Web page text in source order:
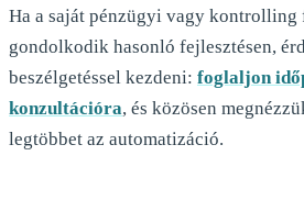
Ha a saját pénzügyi vagy kontrolling
gondolkodik hasonló fejlesztésen,
beszélgetéssel kezdeni: foglaljon
konzultációra, és közösen
legtöbbet az automatizáció.